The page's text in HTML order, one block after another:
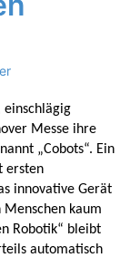
einschlägig
Messe ihre
„Cobots“. Ein
ersten
innovative Gerät
Menschen kaum
Robotik“ bleibt
automatisch